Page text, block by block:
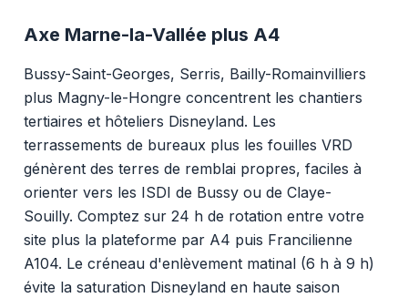
Axe Marne-la-Vallée plus A4
Bussy-Saint-Georges, Serris, Bailly-Romainvilliers
plus Magny-le-Hongre concentrent les chantiers
tertiaires et hôteliers Disneyland. Les
terrassements de bureaux plus les fouilles VRD
génèrent des terres de remblai propres, faciles à
orienter vers les ISDI de Bussy ou de Claye-
Souilly. Comptez sur 24 h de rotation entre votre
site plus la plateforme par A4 puis Francilienne
A104. Le créneau d'enlèvement matinal (6 h à 9 h)
évite la saturation Disneyland en haute saison